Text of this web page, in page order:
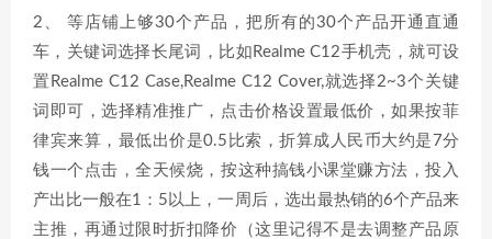
2、 等店铺上够30个产品，把所有的30个产品开通直通
车，关键词选择长尾词，比如Realme C12手机壳，就可设
置Realme C12 Case,Realme C12 Cover,就选择2~3个关键
词即可，选择精准推广，点击价格设置最低价，如果按菲
律宾来算，最低出价是0.5比索，折算成人民币大约是7分
钱一个点击，全天候烧，按这种搞钱小课堂赚方法，投入
产出比一般在1：5以上，一周后，选出最热销的6个产品来
主推，再通过限时折扣降价（这里记得不是去调整产品原